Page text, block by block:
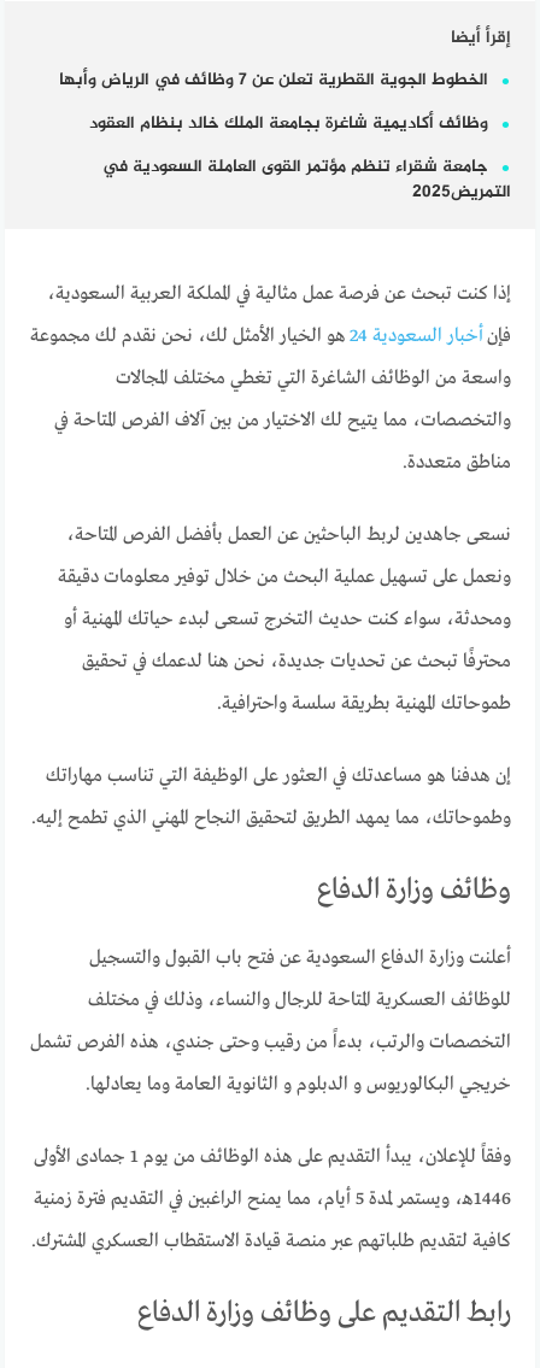
إقرأ أيضا
الخطوط الجوية القطرية تعلن عن 7 وظائف في الرياض وأبها
وظائف أكاديمية شاغرة بجامعة الملك خالد بنظام العقود
جامعة شقراء تنظم مؤتمر القوى العاملة السعودية في
التمريض2025
إذا كنت تبحث عن فرصة عمل مثالية في المملكة العربية السعودية،
فإن أخبار السعودية 24
هو الخيار الأمثل لك، نحن نقدم لك مجموعة
واسعة من الوظائف الشاغرة التي تغطي مختلف المجالات
والتخصصات، مما يتيح لك الاختيار من بين آلاف الفرص المتاحة في
مناطق متعددة.
نسعى جاهدين لربط الباحثين عن العمل بأفضل الفرص المتاحة،
ونعمل على تسهيل عملية البحث من خلال توفير معلومات دقيقة
ومحدثة، سواء كنت حديث التخرج تسعى لبدء حياتك المهنية أو
محترفًا تبحث عن تحديات جديدة، نحن هنا لدعمك في تحقيق
طموحاتك المهنية بطريقة سلسة واحترافية.
إن هدفنا هو مساعدتك في العثور على الوظيفة التي تناسب مهاراتك
وطموحاتك، مما يمهد الطريق لتحقيق النجاح المهني الذي تطمح إليه.
وظائف وزارة الدفاع
أعلنت وزارة الدفاع السعودية عن فتح باب القبول والتسجيل
للوظائف العسكرية المتاحة للرجال والنساء، وذلك في مختلف
التخصصات والرتب، بدءاً من رقيب وحتى جندي، هذه الفرص تشمل
خريجي البكالوريوس و الدبلوم و الثانوية العامة وما يعادلها.
وفقاً للإعلان، يبدأ التقديم على هذه الوظائف من يوم 1 جمادى الأولى
1446هـ، ويستمر لمدة 5 أيام، مما يمنح الراغبين في التقديم فترة زمنية
كافية لتقديم طلباتهم عبر منصة قيادة الاستقطاب العسكري المشترك.
رابط التقديم على وظائف وزارة الدفاع